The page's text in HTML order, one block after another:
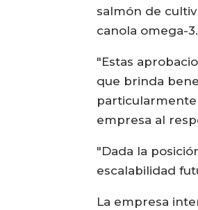
salmón de
canola omega-3.
"Estas
que brinda
empresa al
"Dada la
escalabilidad
La empresa